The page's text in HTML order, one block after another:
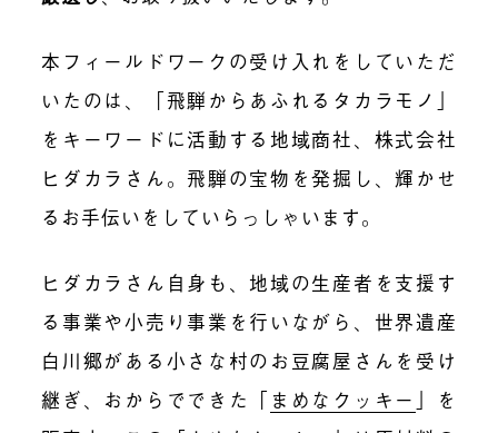
本フィールドワークの受け入れをしていただ
いたのは、「飛騨からあふれるタカラモノ」
をキーワードに活動する地域商社、株式会社
ヒダカラさん。飛騨の宝物を発掘し、輝かせ
るお手伝いをしていらっしゃいます。
ヒダカラさん自身も、地域の生産者を支援す
る事業や小売り事業を行いながら、世界遺産
白川郷がある小さな村のお豆腐屋さんを受け
継ぎ、おからでできた「 まめなクッキー 」を